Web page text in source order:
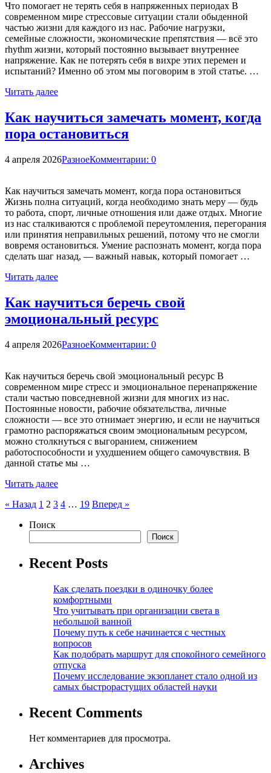
Что помогает не терять себя в напряженных периодах В
современном мире стрессовые ситуации стали обыденной
частью жизни для каждого из нас. Рабочие нагрузки,
семейные сложности, экономические препятствия — всё это
rhythm жизни, который постоянно вызывает внутреннее
напряжение. Как не потерять себя в вихре этих перемен и
испытаний? Именно об этом мы поговорим в этой статье. …
Читать далее
Как научиться замечать момент, когда
пора остановиться
4 апреля 2026РазноеКомментарии: 0
Как научиться замечать момент, когда пора остановиться
Жизнь полна ситуаций, когда необходимо знать меру — будь
то работа, спорт, личные отношения или даже отдых. Многие
из нас сталкиваются с проблемой переутомления, перегорания
или принятия неправильных решений, потому что не смогли
вовремя остановиться. Умение распознать момент, когда пора
сделать шаг назад, — важный навык, который помогает …
Читать далее
Как научиться беречь свой
эмоциональный ресурс
4 апреля 2026РазноеКомментарии: 0
Как научиться беречь свой эмоциональный ресурс В
современном мире стресс и эмоциональное перенапряжение
стали частью повседневной жизни для многих из нас.
Постоянные новости, рабочие обязательства, личные
сложности — все это отнимает энергию, и если не научиться
грамотно распоряжаться своим эмоциональным ресурсом,
можно столкнуться с выгоранием, снижением
работоспособности и ухудшением общего самочувствия. В
данной статье мы …
Читать далее
Пагинация
записей
« Назад 1 2 3 4 … 19 Вперед »
Поиск
Поиск
Recent Posts
Как сделать поездки в одиночку более
комфортными
Что учитывать при организации света в
небольшой ванной
Почему путь к себе начинается с честных
вопросов
Как подобрать маршрут для спокойного семейного
отпуска
Почему исследование экзопланет стало одной из
самых быстрорастущих областей науки
Recent Comments
Нет комментариев для просмотра.
Archives